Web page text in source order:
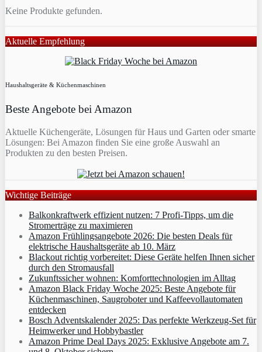
Keine Produkte gefunden.
Aktuelle Empfehlung
Haushaltsgeräte & Küchenmaschinen
Beste Angebote bei Amazon
Aktuelle Küchengeräte, Lösungen für Haus und Garten oder smarte
Lösungen: Bei Amazon finden Sie eine große Auswahl an
Produkten zu den besten Preisen.
Wichtige Beiträge
Balkonkraftwerk effizient nutzen: 7 Profi-Tipps, um die
Stromerträge zu maximieren
Amazon Frühlingsangebote 2026: Die besten Deals für
elektrische Haushaltsgeräte ab 10. März
Blackout richtig vorbereitet: Diese Geräte helfen Ihnen sicher
durch den Stromausfall
Zukunftssicher wohnen: Komforttechnologien im Alltag
Amazon Black Friday Woche 2025: Beste Angebote für
Küchenmaschinen, Saugroboter und Kaffeevollautomaten
entdecken
Bosch Adventskalender 2025: Das perfekte Werkzeug-Set für
Heimwerker und Hobbybastler
Amazon Prime Deal Days 2025: Exklusive Angebote am 7.